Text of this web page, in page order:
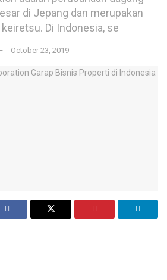
di Jepang dan merupakan
Di Indonesia, se
October 23, 2019